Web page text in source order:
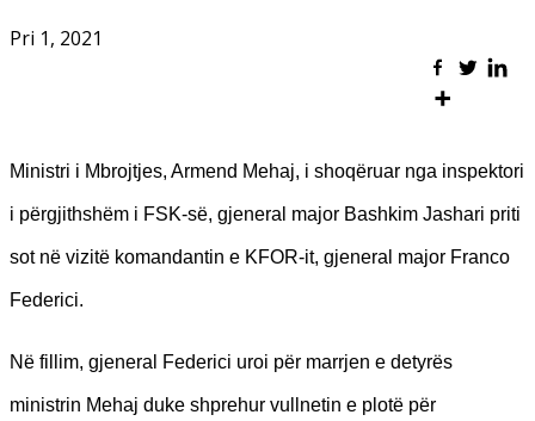
Pri 1, 2021
Ministri i Mbrojtjes, Armend Mehaj, i shoqëruar nga inspektori
i përgjithshëm i FSK-së, gjeneral major Bashkim Jashari priti
sot në vizitë komandantin e KFOR-it, gjeneral major Franco
Federici.
Në fillim, gjeneral Federici uroi për marrjen e detyrës
ministrin Mehaj duke shprehur vullnetin e plotë për